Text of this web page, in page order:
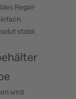
Regal-
stabil.
wird